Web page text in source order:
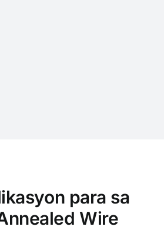
para sa
Wire